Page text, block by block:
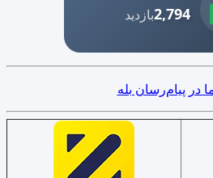
2,794بازدید
در پیام‌رسان بله